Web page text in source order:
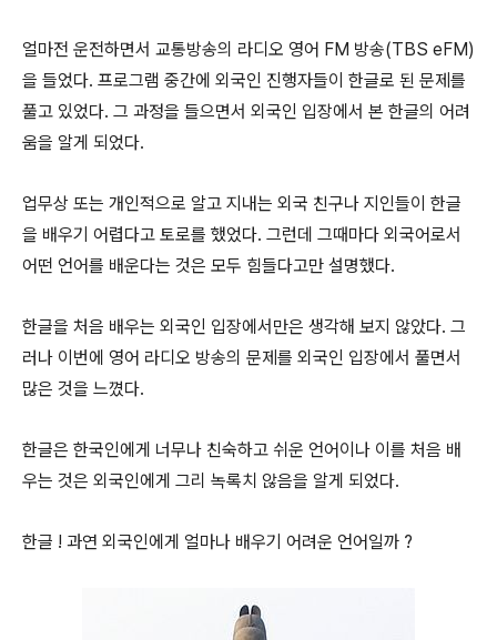
얼마전 운전하면서 교통방송의 라디오 영어 FM 방송(TBS eFM)
을 들었다. 프로그램 중간에 외국인 진행자들이 한글로 된 문제를
풀고 있었다. 그 과정을 들으면서 외국인 입장에서 본 한글의 어려
움을 알게 되었다.
업무상 또는 개인적으로 알고 지내는 외국 친구나 지인들이 한글
을 배우기 어렵다고 토로를 했었다. 그런데 그때마다 외국어로서
어떤 언어를 배운다는 것은 모두 힘들다고만 설명했다.
한글을 처음 배우는 외국인 입장에서만은 생각해 보지 않았다. 그
러나 이번에 영어 라디오 방송의 문제를 외국인 입장에서 풀면서
많은 것을 느꼈다.
한글은 한국인에게 너무나 친숙하고 쉬운 언어이나 이를 처음 배
우는 것은 외국인에게 그리 녹록치 않음을 알게 되었다.
한글 ! 과연 외국인에게 얼마나 배우기 어려운 언어일까 ?